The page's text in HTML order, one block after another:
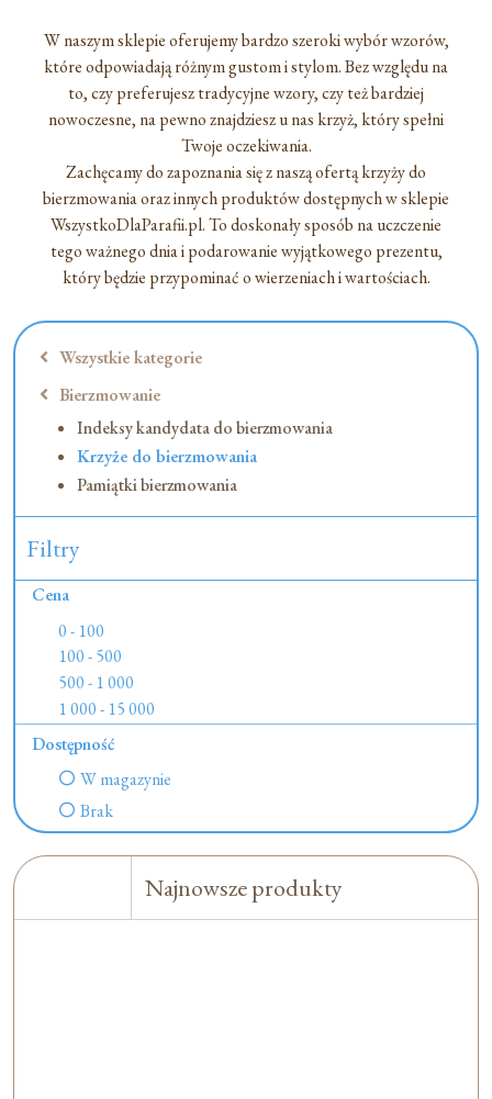
Wszystkie kategorie
Bierzmowanie
Indeksy kandydata do bierzmowania
Krzyże do bierzmowania
Pamiątki bierzmowania
Filtry
Cena
0 - 100
100 - 500
500 - 1 000
1 000 - 15 000
Dostępność
W magazynie
Brak
Najnowsze produkty
W naszym sklepie oferujemy bardzo szeroki wybór wzorów,
które odpowiadają różnym gustom i stylom. Bez względu na
to, czy preferujesz tradycyjne wzory, czy też bardziej
nowoczesne, na pewno znajdziesz u nas krzyż, który spełni
Twoje oczekiwania.
Zachęcamy do zapoznania się z naszą ofertą krzyży do
bierzmowania oraz innych produktów dostępnych w sklepie
WszystkoDlaParafii.pl. To doskonały sposób na uczczenie
tego ważnego dnia i podarowanie wyjątkowego prezentu,
który będzie przypominać o wierzeniach i wartościach.